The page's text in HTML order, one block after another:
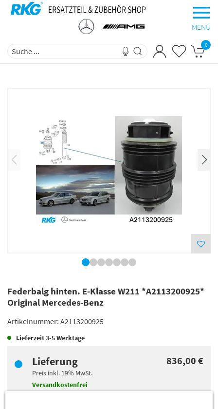
MENÜ
0
Federbalg hinten. E-Klasse W211 *A2113200925*
Original Mercedes-Benz
Artikelnummer: A2113200925
Lieferzeit3-5 Werktage
Lieferung
Preis inkl. 19% MwSt.
Versandkostenfrei
836,00 €